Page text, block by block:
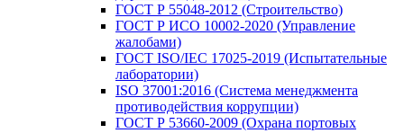
ГОСТ Р 55048-2012 (Строительство)
ГОСТ Р ИСО 10002-2020 (Управление
жалобами)
ГОСТ ISO/IEC 17025-2019 (Испытательные
лаборатории)
ISO 37001:2016 (Система менеджмента
противодействия коррупции)
ГОСТ Р 53660-2009 (Охрана портовых